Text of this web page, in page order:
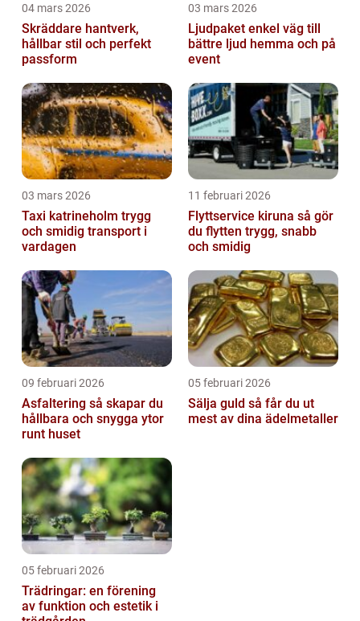
04 mars 2026
Skräddare hantverk,
hållbar stil och perfekt
passform
03 mars 2026
Ljudpaket enkel väg till
bättre ljud hemma och på
event
03 mars 2026
Taxi katrineholm trygg
och smidig transport i
vardagen
11 februari 2026
Flyttservice kiruna så gör
du flytten trygg, snabb
och smidig
09 februari 2026
Asfaltering så skapar du
hållbara och snygga ytor
runt huset
05 februari 2026
Sälja guld så får du ut
mest av dina ädelmetaller
05 februari 2026
Trädringar: en förening
av funktion och estetik i